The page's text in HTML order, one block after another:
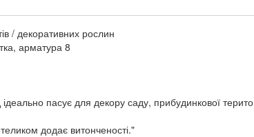
/ декоративних рослин
арматура 8
пасує для декору саду, прибудинкової терито
додає витонченості."